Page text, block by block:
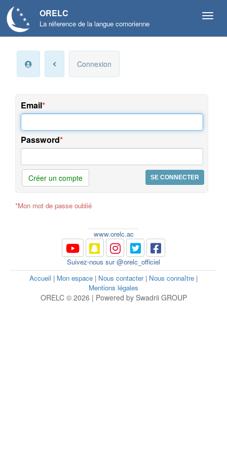
ORELC
La réference de la langue comorienne
compte
préférences
Connexion
Email
Password
Créer un compte
*Mon mot de passe oublié
www.orelc.ac
Suivez-nous sur @orelc_officiel
Accueil | Mon espace | Nous contacter| Nous connaître |
Mentions légales
ORELC © 2026 | Powered by Swadrii GROUP